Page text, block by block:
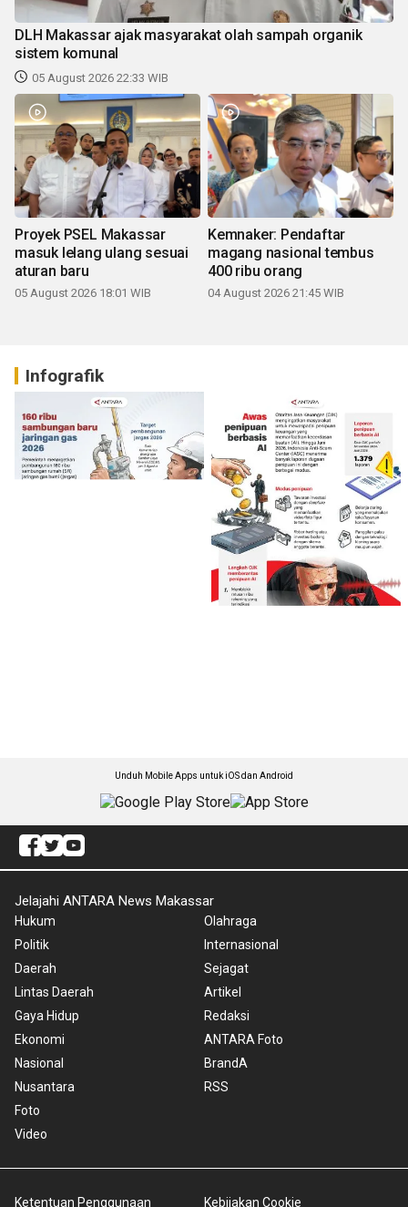
DLH Makassar ajak masyarakat olah sampah organik
sistem komunal
05 August 2026 22:33 WIB
Proyek PSEL Makassar
masuk lelang ulang sesuai
aturan baru
05 August 2026 18:01 WIB
Kemnaker: Pendaftar
magang nasional tembus
400 ribu orang
04 August 2026 21:45 WIB
Infografik
Unduh Mobile Apps untuk iOS dan Android
Jelajahi ANTARA News Makassar
Hukum
Politik
Daerah
Lintas Daerah
Gaya Hidup
Ekonomi
Nasional
Nusantara
Foto
Video
Olahraga
Internasional
Sejagat
Artikel
Redaksi
ANTARA Foto
BrandA
RSS
Ketentuan Penggunaan Kebijakan Cookie